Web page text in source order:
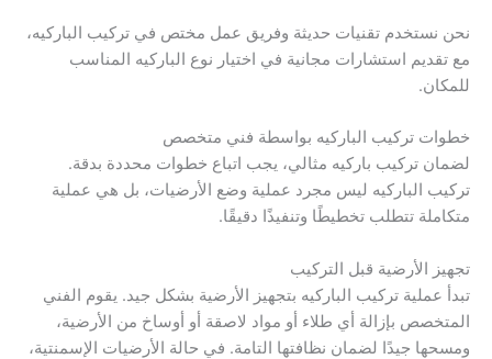
نحن نستخدم تقنيات حديثة وفريق عمل مختص في تركيب الباركيه،
مع تقديم استشارات مجانية في اختيار نوع الباركيه المناسب
للمكان.
خطوات تركيب الباركيه بواسطة فني متخصص
لضمان تركيب باركيه مثالي، يجب اتباع خطوات محددة بدقة.
تركيب الباركيه ليس مجرد عملية وضع الأرضيات، بل هي عملية
متكاملة تتطلب تخطيطًا وتنفيذًا دقيقًا.
تجهيز الأرضية قبل التركيب
تبدأ عملية تركيب الباركيه بتجهيز الأرضية بشكل جيد. يقوم الفني
المتخصص بإزالة أي طلاء أو مواد لاصقة أو أوساخ من الأرضية،
ومسحها جيدًا لضمان نظافتها التامة. في حالة الأرضيات الإسمنتية،